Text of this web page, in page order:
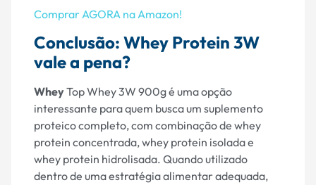
Comprar AGORA na Amazon!
Conclusão: Whey Protein 3W
vale a pena?
WheyTop Whey 3W 900g é uma opção
interessante para quem busca um suplemento
proteico completo, com combinação de whey
protein concentrada, whey protein isolada e
whey protein hidrolisada. Quando utilizado
dentro de uma estratégia alimentar adequada,